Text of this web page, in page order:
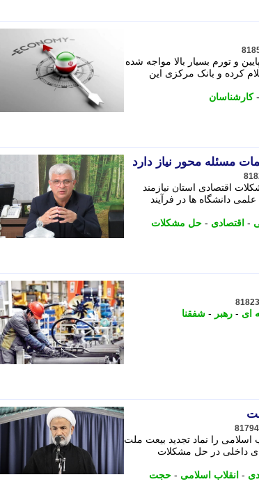
و تورم بسیار بالا مواجه شده
آمار نرخ رشد پارسال 0.2 درصد اعلام کرده و بانک مرکزی این
-کارشناسان
مسئله محور نیاز دارد
اقتصادی استان نیازمند
دانشگاه ها در فرآیند
- اقتصادی - حل مشکلات
ای - رهبر - شفقنا
اسلامی را نماد تجدید بیعت ملت
داخلی در حل مشکلات
- انقلاب اسلامی - حجت